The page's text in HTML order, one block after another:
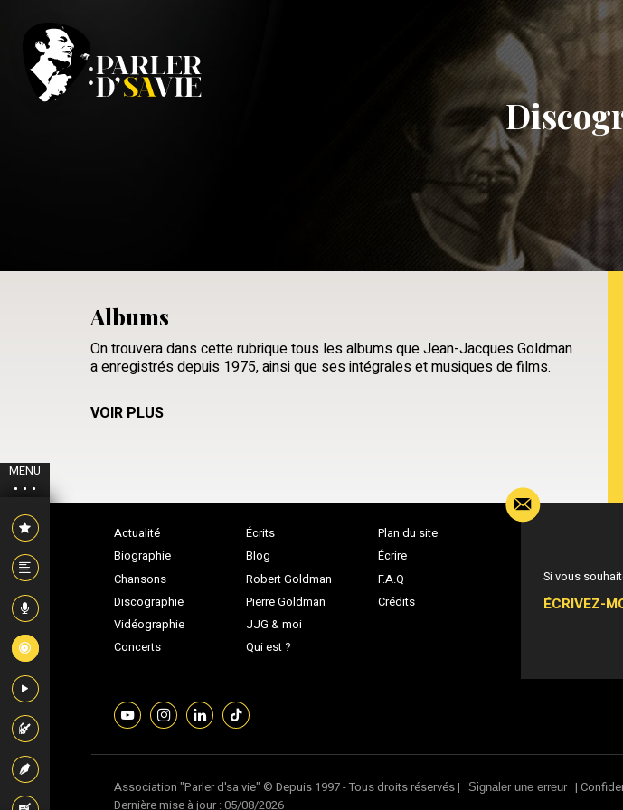
MENU
Albums
On trouvera dans cette rubrique tous les albums que Jean-Jacques Goldman
a enregistrés depuis 1975, ainsi que ses intégrales et musiques de films.
VOIR PLUS
Actualité
Biographie
Chansons
Discographie
Vidéographie
Concerts
Écrits
Blog
Robert Goldman
Pierre Goldman
JJG & moi
Qui est ?
Plan du site
Écrire
F.A.Q
Crédits
Si vous
ÉCRIVEZ-
Association "Parler d'sa vie" © Depuis 1997 - Tous droits réservés | Signaler une erreur |
Dernière mise à jour : 05/08/2026